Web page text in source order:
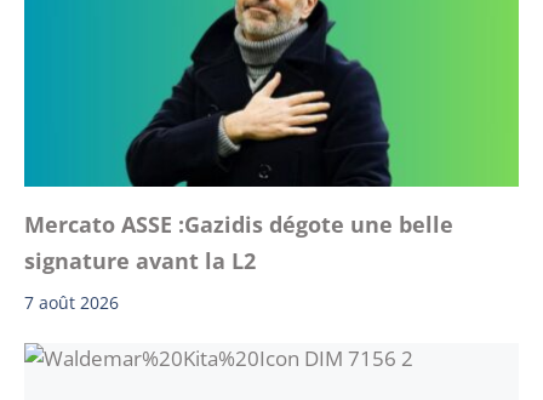
Mercato ASSE :Gazidis dégote une belle
signature avant la L2
7 août 2026